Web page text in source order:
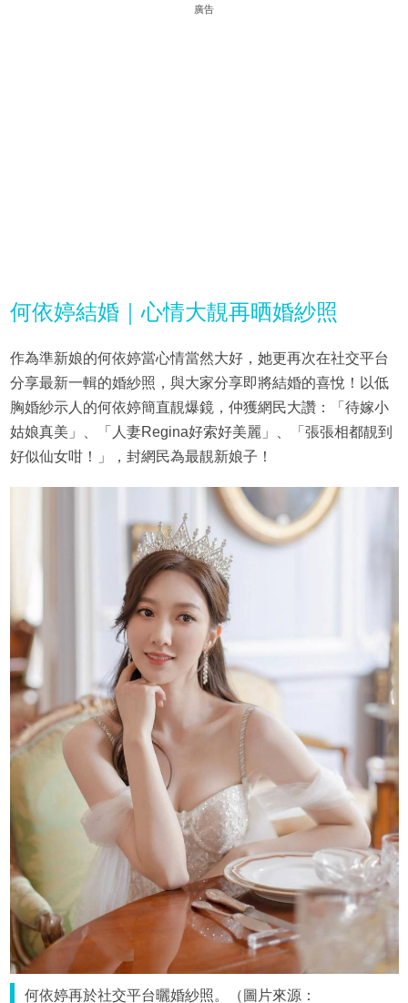
廣告
何依婷結婚｜心情大靚再晒婚紗照
作為準新娘的何依婷當心情當然大好，她更再次在社交平台
分享最新一輯的婚紗照，與大家分享即將結婚的喜悅！以低
胸婚紗示人的何依婷簡直靚爆鏡，仲獲網民大讚：「待嫁小
姑娘真美」、「人妻Regina好索好美麗」、「張張相都靚到
好似仙女咁！」，封網民為最靚新娘子！
何依婷再於社交平台曬婚紗照。（圖片來源：